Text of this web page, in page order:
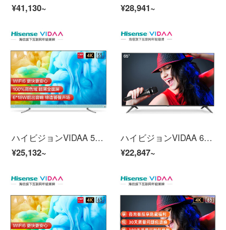
¥41,130~
¥28,941~
ハイビジョンVIDAA 55 V 3 F青テレビ55インチ4 K超高精細、全面スクリーン3 G+16 G知恵スクリーン教育テレビ人工知能液晶パネルテレビ
¥25,132~
ハイビジョンVIDAA 65 V 1 F 65インチ4 K超高精細フルスクリーンテレビK歌テレビ2 G+8 G教育テレビ人工知能音声ネットワーク液晶パネルテレビ
¥22,847~